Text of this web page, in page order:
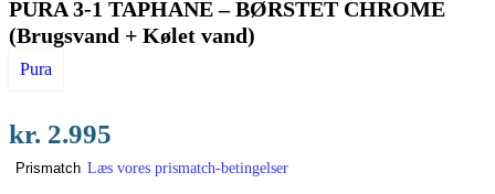
PURA 3-1 TAPHANE – BØRSTET CHROME
(Brugsvand + Kølet vand)
Pura
kr. 2.995
Prismatch Læs vores prismatch-betingelser